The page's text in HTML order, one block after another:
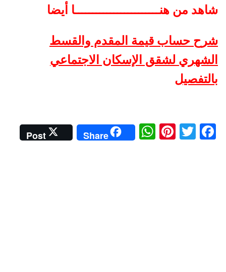
شاهد من هنــــــــــــــــــــــــا أيضا
شرح حساب قيمة المقدم والقسط
الشهري لشقق الإسكان الاجتماعي
بالتفصيل
Fa
T
Pi
W
ha
Share
Post